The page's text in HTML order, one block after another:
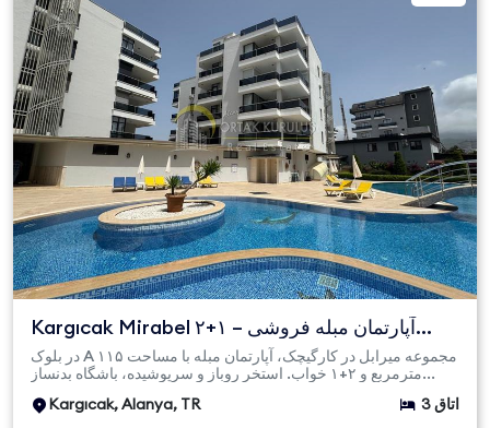
Kargıcak Mirabel ۲+۱ آپارتمان مبله فروشی –
در بلوک A مجموعه میرابل در کارگیچک، آپارتمان مبله با مساحت ۱۱۵
مترمربع و ۲+۱ خواب. استخر روباز و سرپوشیده، باشگاه بدنساز...
Kargıcak, Alanya, TR
3 اتاق